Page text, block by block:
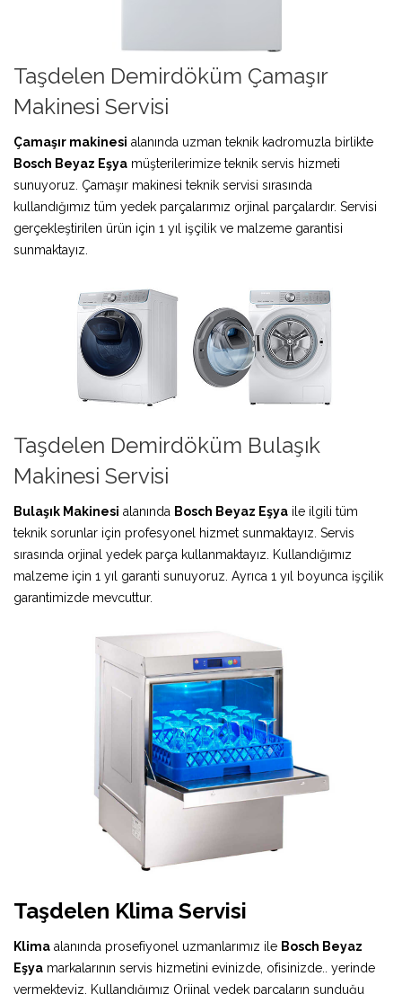
Taşdelen Demirdöküm Çamaşır
Makinesi Servisi
Çamaşır makinesi alanında uzman teknik kadromuzla birlikte
Bosch Beyaz Eşya müşterilerimize teknik servis hizmeti
sunuyoruz. Çamaşır makinesi teknik servisi sırasında
kullandığımız tüm yedek parçalarımız orjinal parçalardır. Servisi
gerçekleştirilen ürün için 1 yıl işçilik ve malzeme garantisi
sunmaktayız.
Taşdelen Demirdöküm Bulaşık
Makinesi Servisi
Bulaşık Makinesi alanında Bosch Beyaz Eşya ile ilgili tüm
teknik sorunlar için profesyonel hizmet sunmaktayız. Servis
sırasında orjinal yedek parça kullanmaktayız. Kullandığımız
malzeme için 1 yıl garanti sunuyoruz. Ayrıca 1 yıl boyunca işçilik
garantimizde mevcuttur.
Taşdelen Klima Servisi
Klima alanında prosefiyonel uzmanlarımız ile Bosch Beyaz
Eşya markalarının servis hizmetini evinizde, ofisinizde.. yerinde
vermekteyiz. Kullandığımız Orjinal yedek parçaların sunduğu